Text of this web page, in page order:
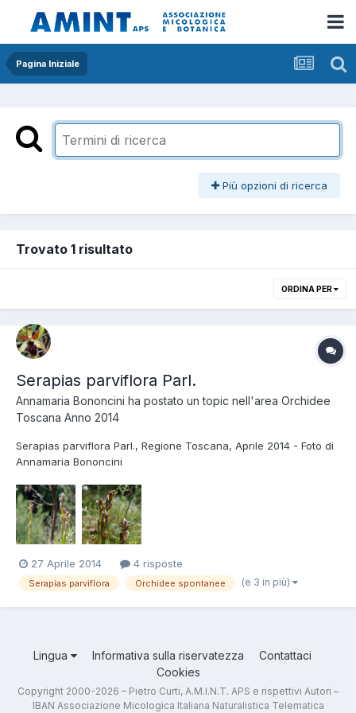
Pagina Iniziale
Più opzioni di ricerca
Trovato 1 risultato
ORDINA PER
Serapias parviflora Parl.
Annamaria Bononcini ha postato un topic nell'area Orchidee
Toscana Anno 2014
Serapias parviflora Parl., Regione Toscana, Aprile 2014 - Foto di
Annamaria Bononcini
27 Aprile 2014 4 risposte
Serapias parviflora Orchidee spontanee (e 3 in più)
Lingua Informativa sulla riservatezza
Contattaci
Cookies
Copyright 2000-2026 – Pietro Curti, A.M.I.N.T. APS e rispettivi Autori –
IBAN Associazione Micologica Italiana Naturalistica Telematica